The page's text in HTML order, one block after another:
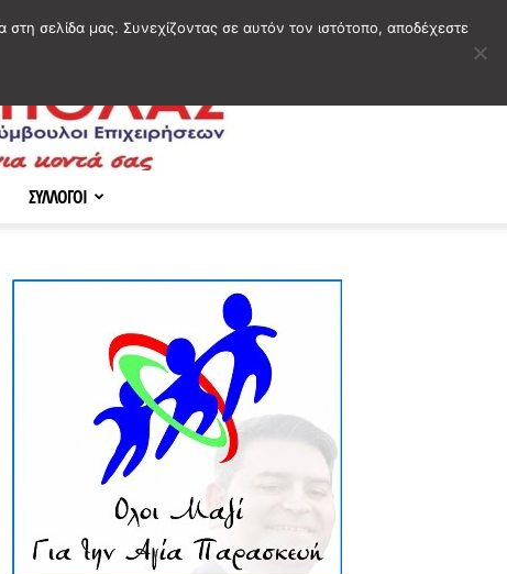
ΣΥΛΛΟΓΟΙ
σελίδα μας. Συνεχίζοντας σε αυτόν τον ιστότοπο, αποδέχεστε